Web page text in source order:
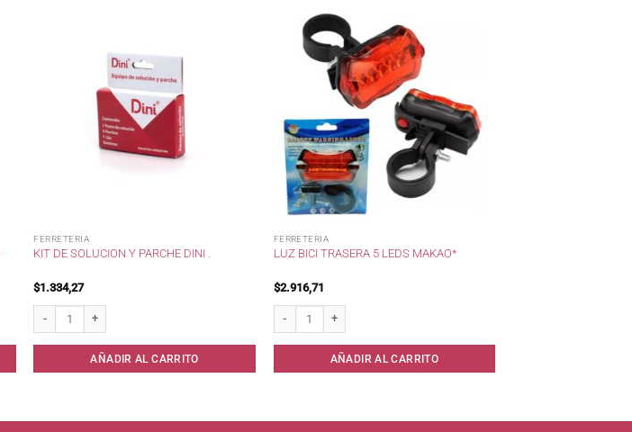
FERRETERIA
KIT DE SOLUCION Y PARCHE DINI .
$1.334,27
AÑADIR AL CARRITO
FERRETERIA
LUZ BICI TRASERA 5 LEDS MAKAO*
$2.916,71
AÑADIR AL CARRITO